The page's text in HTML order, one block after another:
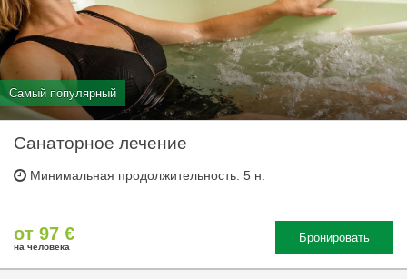
Самый популярный
Санаторное лечение
Минимальная продолжительность: 5 н.
от 97 €
на человека
Бронировать